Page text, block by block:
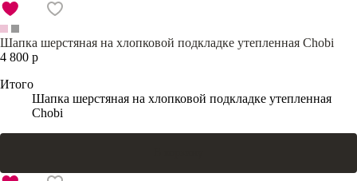
Шапка шерстяная на хлопковой подкладке утепленная Chobi
4 800 р
Итого
Шапка шерстяная на хлопковой подкладке утепленная
Chobi